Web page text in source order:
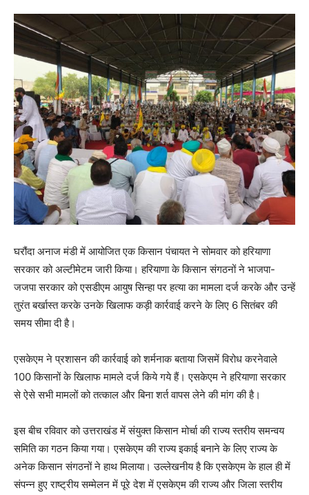
घरौंदा अनाज मंडी में आयोजित एक किसान पंचायत ने सोमवार को हरियाणा
सरकार को अल्टीमेटम जारी किया। हरियाणा के किसान संगठनों ने भाजपा-
जजपा सरकार को एसडीएम आयुष सिन्हा पर हत्या का मामला दर्ज करके और उन्हें
तुरंत बर्खास्त करके उनके खिलाफ कड़ी कार्रवाई करने के लिए 6 सितंबर की
समय सीमा दी है।
एसकेएम ने प्रशासन की कार्रवाई को शर्मनाक बताया जिसमें विरोध करनेवाले
100 किसानों के खिलाफ मामले दर्ज किये गये हैं। एसकेएम ने हरियाणा सरकार
से ऐसे सभी मामलों को तत्काल और बिना शर्त वापस लेने की मांग की है।
इस बीच रविवार को उत्तराखंड में संयुक्त किसान मोर्चा की राज्य स्तरीय समन्वय
समिति का गठन किया गया। एसकेएम की राज्य इकाई बनाने के लिए राज्य के
अनेक किसान संगठनों ने हाथ मिलाया। उल्लेखनीय है कि एसकेएम के हाल ही में
संपन्न हुए राष्ट्रीय सम्मेलन में पूरे देश में एसकेएम की राज्य और जिला स्तरीय